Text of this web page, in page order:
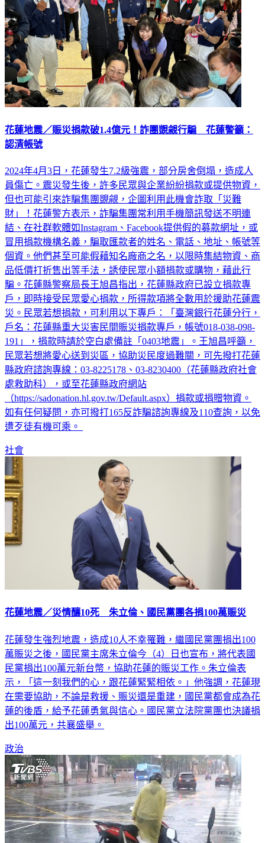
花蓮地震／賑災捐款破1.4億元！詐團覬覦行騙 花蓮警籲：
認清帳號
2024年4月3日，花蓮發生7.2級強震，部分房舍倒塌，造成人
員傷亡。震災發生後，許多民眾與企業紛紛捐款或提供物資，
但也可能引來詐騙集團覬覦，企圖利用此機會詐取「災難
財」！花蓮警方表示，詐騙集團常利用手機簡訊發送不明連
結、在社群軟體如Instagram、Facebook提供假的募款網址，或
冒用捐款機構名義，騙取匯款者的姓名、電話、地址、帳號等
個資。他們甚至可能假藉知名廠商之名，以限時集結物資、商
品低價打折售出等手法，誘使民眾小額捐款或購物，藉此行
騙。花蓮縣警察局長王旭昌指出，花蓮縣政府已設立捐款專
戶，即時接受民眾愛心捐款，所得款項將全數用於援助花蓮震
災。民眾若想捐款，可利用以下專戶：「臺灣銀行花蓮分行，
戶名：花蓮縣重大災害民間賑災捐款專戶，帳號018-038-098-
191」，捐款時請於空白處備註「0403地震」。王旭昌呼籲，
民眾若想將愛心送到災區，協助災民度過難關，可先撥打花蓮
縣政府諮詢專線：03-8225178、03-8230400（花蓮縣政府社會
處救助科），或至花蓮縣政府網站
（https://sadonation.hl.gov.tw/Default.aspx）捐款或捐贈物資。
如有任何疑問，亦可撥打165反詐騙諮詢專線及110查詢，以免
遭歹徒有機可乘。
社會
花蓮地震／災情釀10死 朱立倫、國民黨團各捐100萬賑災
花蓮發生強烈地震，造成10人不幸罹難，繼國民黨團捐出100
萬賑災之後，國民黨主席朱立倫今（4）日也宣布，將代表國
民黨捐出100萬元新台幣，協助花蓮的賑災工作。朱立倫表
示，「這一刻我們的心，跟花蓮緊緊相依。」他強調，花蓮現
在需要協助，不論是救援、賑災還是重建，國民黨都會成為花
蓮的後盾，給予花蓮勇氣與信心。國民黨立法院黨團也決議捐
出100萬元，共襄盛舉。
政治